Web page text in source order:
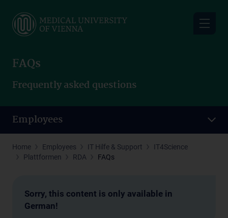
main
FAQs
Frequently asked questions
Employees
Home Employees IT Hilfe & Support
IT4Science
Plattformen
RDA FAQs
Sorry, this content is only available in
German!